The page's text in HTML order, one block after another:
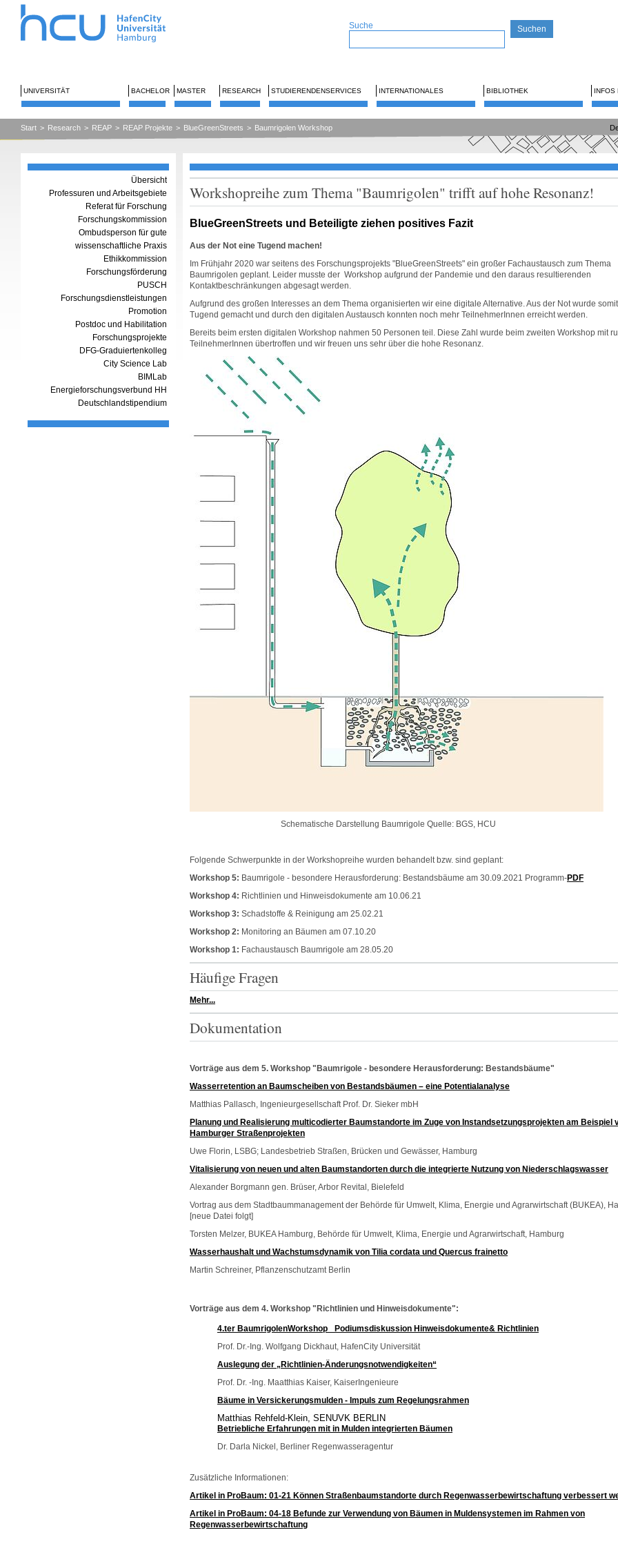
Suche
UNIVERSITÄT BACHELOR MASTER RESEARCH STUDIERENDENSERVICES INTERNATIONALES BIBLIOTHEK INFOS
Start > Research > REAP > REAP Projekte > BlueGreenStreets > Baumrigolen Workshop
Übersicht
Professuren und Arbeitsgebiete
Referat für Forschung
Forschungskommission
Ombudsperson für gute
wissenschaftliche Praxis
Ethikkommission
Forschungsförderung
PUSCH
Forschungsdienstleistungen
Promotion
Postdoc und Habilitation
Forschungsprojekte
DFG-Graduiertenkolleg
City Science Lab
BIMLab
Energieforschungsverbund HH
Deutschlandstipendium
Workshopreihe zum Thema "Baumrigolen" trifft auf hohe Resonanz!
BlueGreenStreets und Beteiligte ziehen positives Fazit
Aus der Not eine Tugend machen!
Im Frühjahr 2020 war seitens des Forschungsprojekts "BlueGreenStreets" ein großer Fachaustausch zum Thema
Baumrigolen geplant. Leider musste der Workshop aufgrund der Pandemie und den daraus resultierenden
Kontaktbeschränkungen abgesagt werden.
Aufgrund des großen Interesses an dem Thema organisierten wir eine digitale Alternative. Aus der Not wurde
Tugend gemacht und durch den digitalen Austausch konnten noch mehr TeilnehmerInnen erreicht werden.
Bereits beim ersten digitalen Workshop nahmen 50 Personen teil. Diese Zahl wurde beim zweiten Workshop mit
TeilnehmerInnen übertroffen und wir freuen uns sehr über die hohe Resonanz.
Schematische Darstellung Baumrigole Quelle: BGS, HCU
Folgende Schwerpunkte in der Workshopreihe wurden behandelt bzw. sind geplant:
Workshop 5: Baumrigole - besondere Herausforderung: Bestandsbäume am 30.09.2021 Programm-PDF
Workshop 4: Richtlinien und Hinweisdokumente am 10.06.21
Workshop 3: Schadstoffe & Reinigung am 25.02.21
Workshop 2: Monitoring an Bäumen am 07.10.20
Workshop 1: Fachaustausch Baumrigole am 28.05.20
Häufige Fragen
Mehr...
Dokumentation
Vorträge aus dem 5. Workshop "Baumrigole - besondere Herausforderung: Bestandsbäume"
Wasserretention an Baumscheiben von Bestandsbäumen – eine Potentialanalyse
Matthias Pallasch, Ingenieurgesellschaft Prof. Dr. Sieker mbH
Planung und Realisierung multicodierter Baumstandorte im Zuge von Instandsetzungsprojekten am Beispiel
Hamburger Straßenprojekten
Uwe Florin, LSBG; Landesbetrieb Straßen, Brücken und Gewässer, Hamburg
Vitalisierung von neuen und alten Baumstandorten durch die integrierte Nutzung von Niederschlagswasser
Alexander Borgmann gen. Brüser, Arbor Revital, Bielefeld
Vortrag aus dem Stadtbaummanagement der Behörde für Umwelt, Klima, Energie und Agrarwirtschaft (BUKEA),
[neue Datei folgt]
Torsten Melzer, BUKEA Hamburg, Behörde für Umwelt, Klima, Energie und Agrarwirtschaft, Hamburg
Wasserhaushalt und Wachstumsdynamik von Tilia cordata und Quercus frainetto
Martin Schreiner, Pflanzenschutzamt Berlin
Vorträge aus dem 4. Workshop "Richtlinien und Hinweisdokumente":
4.ter BaumrigolenWorkshop_ Podiumsdiskussion Hinweisdokumente& Richtlinien
Prof. Dr.-Ing. Wolfgang Dickhaut, HafenCity Universität
Auslegung der „Richtlinien-Änderungsnotwendigkeiten“
Prof. Dr. -Ing. Maatthias Kaiser, KaiserIngenieure
Bäume in Versickerungsmulden - Impuls zum Regelungsrahmen
Matthias Rehfeld-Klein, SENUVK BERLIN
Betriebliche Erfahrungen mit in Mulden integrierten Bäumen
Dr. Darla Nickel, Berliner Regenwasseragentur
Zusätzliche Informationen:
Artikel in ProBaum: 01-21 Können Straßenbaumstandorte durch Regenwasserbewirtschaftung verbessert
Artikel in ProBaum: 04-18 Befunde zur Verwendung von Bäumen in Muldensystemen im Rahmen von
Regenwasserbewirtschaftung